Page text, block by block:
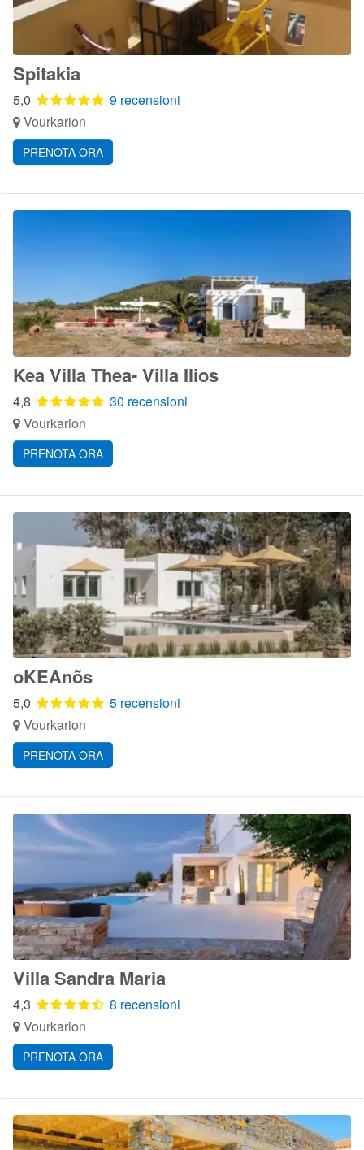
Spitakia
5,0
9 recensioni
Vourkarion
PRENOTA ORA
Kea Villa Thea- Villa Ilios
4,8
30 recensioni
Vourkarion
PRENOTA ORA
oKEAnõs
5,0
5 recensioni
Vourkarion
PRENOTA ORA
Villa Sandra Maria
4,3
8 recensioni
Vourkarion
PRENOTA ORA